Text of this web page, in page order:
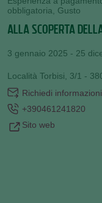
obbligatoria, Gusto
ALLA SCOPERTA
3 gennaio 2025 - 25
Località Torbisi, 3/1 -
Richiedi informazioni
+390461241820
Sito web